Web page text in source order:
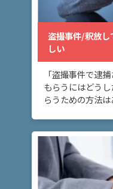
盗撮事件/釈放し
しい
「盗撮事件で逮
もらうにはどう
らうための方法
ついて解説 […]